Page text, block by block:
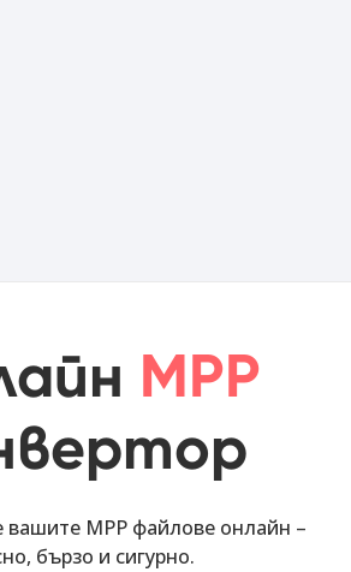
MPP
вашите MPP файлове онлайн –
бързо и сигурно.